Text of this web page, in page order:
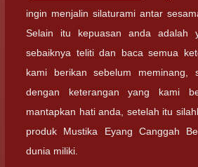
ingin menjalin silaturami antar
Selain itu kepuasan anda adalah
sebaiknya teliti dan baca semua
kami berikan sebelum meminang,
dengan keterangan yang kami
mantapkan hati anda, setelah itu
produk Mustika Eyang Canggah
dunia miliki.